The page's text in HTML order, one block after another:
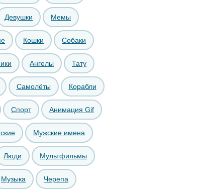
Девушки Мемы
Кошки Собаки
Ангелы Тату
Самолёты Корабли
Спорт Анимация Gif
Мужские имена
Люди Мультфильмы
Музыка Черепа